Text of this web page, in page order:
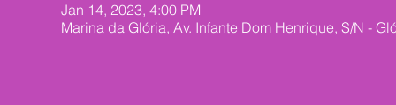
Jan 14, 2023, 4:00 PM
Marina da Glória, Av. Infante Dom Henrique, S/N -